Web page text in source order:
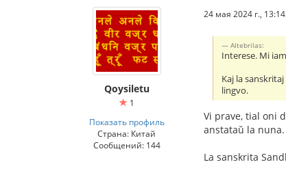
Qoysiletu
1
Показать профиль
Страна: Китай
Сообщений: 144
24 мая 2024 г.,
Altebrilas:
Interese. Mi
Kaj la
lingvo.
Vi prave, tial oni
anstataŭ la nuna.
La sanskrita